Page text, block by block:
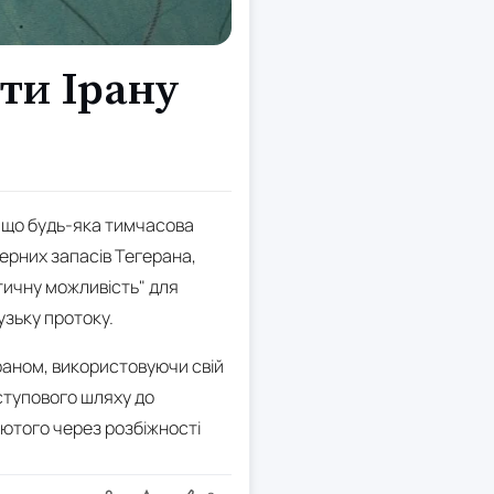
Ірану
що будь-яка тимчасова
запасів Тегерана,
можливість" для
протоку.
використовуючи свій
шляху до
через розбіжності